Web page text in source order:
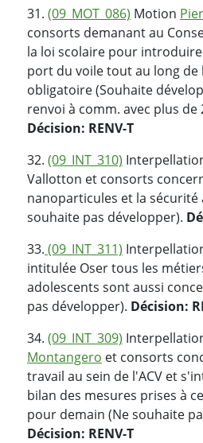
31. (09_MOT_086) Motion
consorts demanant au
la loi scolaire pour
port du voile tout au long de
obligatoire (Souhaite
renvoi à comm. avec plus de
Décision: RENV-T
32. (09_INT_310)
Vallotton et consorts
nanoparticules et la sécurité
souhaite pas développer).
33. (09_INT_311)
intitulée Oser tous les
adolescents sont aussi
pas développer). Décision:
34. (09_INT_309)
Montangero et consorts
travail au sein de l'ACV et
bilan des mesures prises à
pour demain (Ne souhaite
Décision: RENV-T